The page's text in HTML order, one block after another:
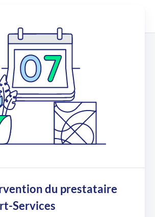
du prestataire
Services